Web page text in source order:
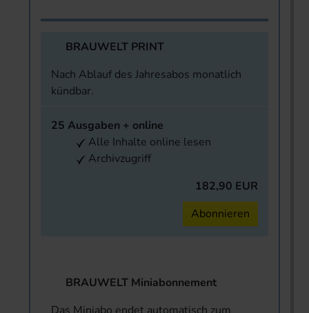
BRAUWELT PRINT
Nach Ablauf des Jahresabos monatlich
kündbar.
25 Ausgaben + online
Alle Inhalte online lesen
Archivzugriff
182,90 EUR
Abonnieren
BRAUWELT Miniabonnement